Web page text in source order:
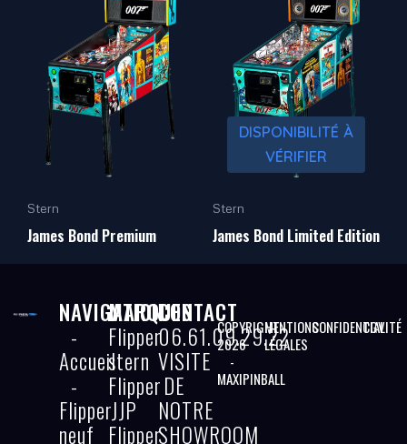
Stern
James Bond Premium
DISPONIBILITÉ À
VÉRIFIER
Stern
James Bond Limited Edition
NAVIGATION
-
Accueil
-
Flipper
neuf
MARQUES
Flipper
stern
Flipper
JJP
Flipper
CONTACT
06.61.09.29.22
VISITE
DE
NOTRE
SHOWROOM
COPYRIGHT
2026
-
MAXIPINBALL
MENTIONS
LÉGALES
CONFIDENTIALITÉ
CGV